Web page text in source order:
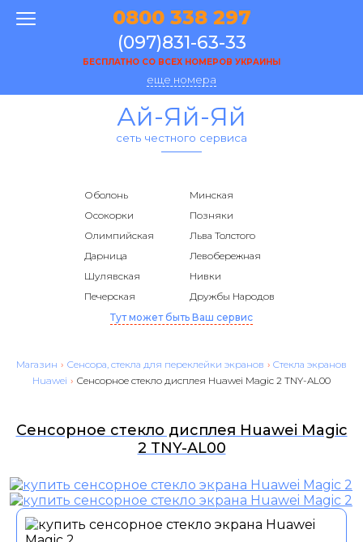
0800 338 297
(097)831-63-33
БЕСПЛАТНО СО ВСЕХ НОМЕРОВ УКРАИНЫ
еще номера
Ай-Яй-Яй
сеть честного сервиса
Оболонь
Минская
Осокорки
Позняки
Олимпийская
Льва Толстого
Дарница
Левобережная
Шулявская
Нивки
Печерская
Дружбы Народов
Тут может быть Ваш сервис
Магазин › Сенсора, стекла для переклейки экранов › Cтекла экранов
Huawei › Сенсорное стекло дисплея Huawei Magic 2 TNY-AL00
Сенсорное стекло дисплея Huawei Magic
2 TNY-AL00